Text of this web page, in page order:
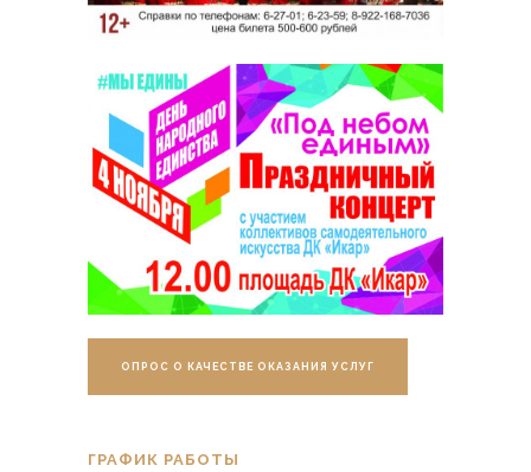
ОПРОС О КАЧЕСТВЕ ОКАЗАНИЯ УСЛУГ
ГРАФИК РАБОТЫ